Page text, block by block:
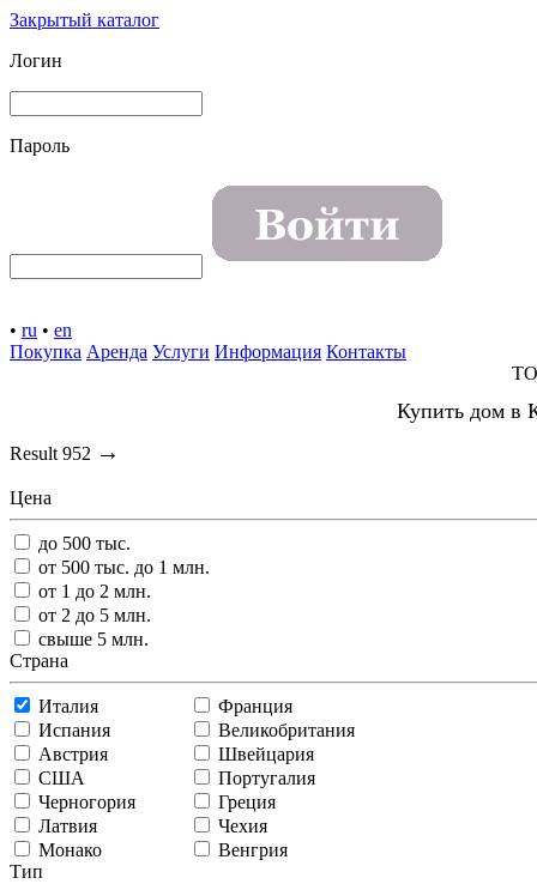
Закрытый каталог
Логин
Пароль
• ru • en
Покупка Аренда Услуги Информация Контакты
Купить дом в
Result 952 →
Цена
до 500 тыс.
от 500 тыс. до 1 млн.
от 1 до 2 млн.
от 2 до 5 млн.
свыше 5 млн.
Страна
Италия
Франция
Испания
Великобритания
Австрия
Швейцария
США
Португалия
Черногория
Греция
Латвия
Чехия
Монако
Венгрия
Тип